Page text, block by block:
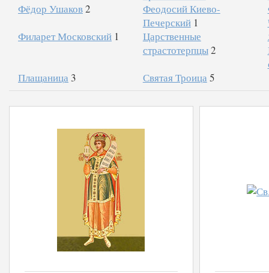
Фёдор Ушаков2
Феодосий Киево-
Печерский 1
Филарет Московский 1
Царственные
страстотерпцы2
Плащаница 3 Святая Троица 5